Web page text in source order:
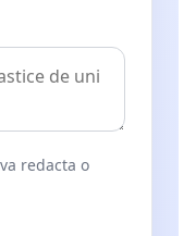
redacta o